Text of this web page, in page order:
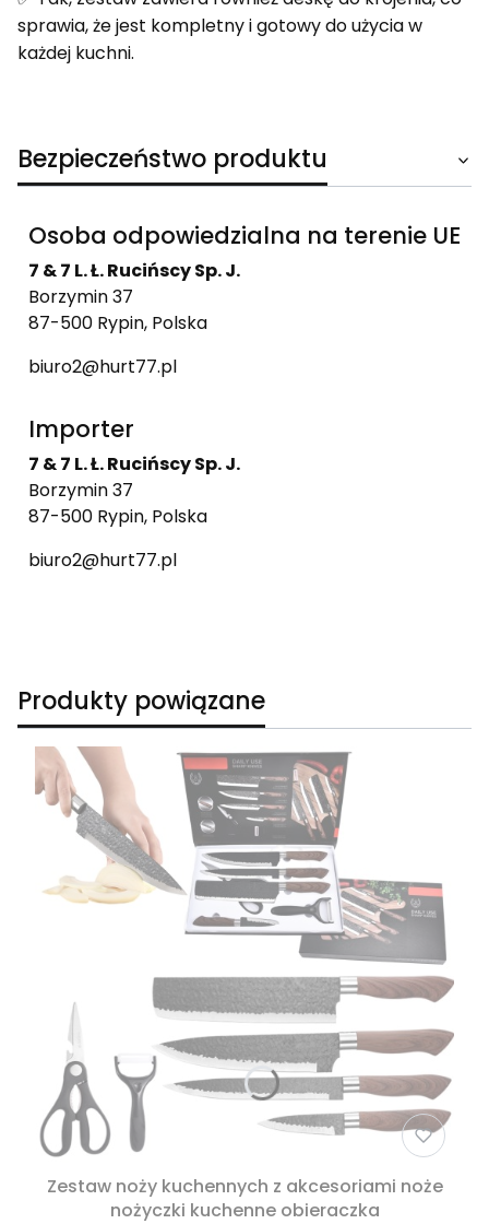
sprawia, że jest kompletny i gotowy do użycia w
każdej kuchni.
Bezpieczeństwo produktu
Osoba odpowiedzialna na terenie UE
7 & 7 L. Ł. Rucińscy Sp. J.
Borzymin 37
87-500 Rypin, Polska
biuro2@hurt77.pl
Importer
7 & 7 L. Ł. Rucińscy Sp. J.
Borzymin 37
87-500 Rypin, Polska
biuro2@hurt77.pl
Produkty powiązane
Zestaw noży kuchennych z akcesoriami noże
nożyczki kuchenne obieraczka